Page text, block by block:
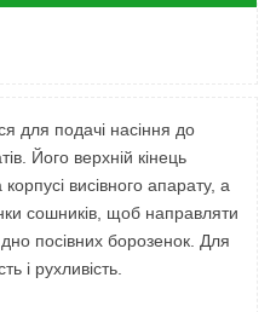
для подачі насіння до
Його верхній кінець
висівного апарату, а
сошників, щоб направляти
посівних борозенок. Для
і рухливість.